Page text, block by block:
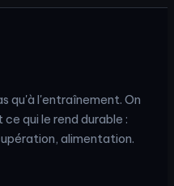
qu'à l'entraînement. On
qui le rend durable :
alimentation.